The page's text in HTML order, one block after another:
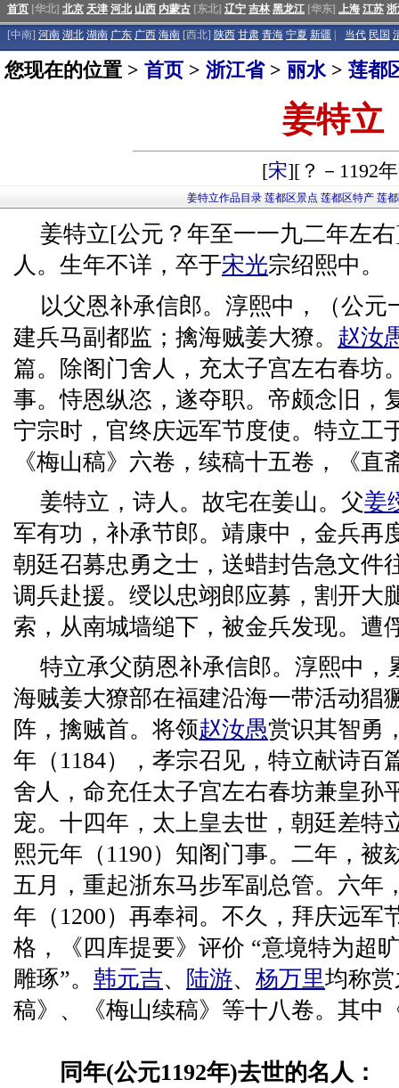
首页 [华北] 北京 天津 河北 山西 内蒙古 [东北] 辽宁 吉林 黑龙江 [华东] 上海 江苏
[中南] 河南 湖北 湖南 广东 广西 海南 [西北] 陕西 甘肃 青海 宁夏 新疆 当代 民国
您现在的位置 > 首页 > 浙江省> 丽水> 莲都
姜特立
[宋][？－1192
姜特立作品目录 莲都区景点 莲都区特产 莲
姜特立[公元？年至一一九二年左
人。生年不详，卒于宋光宗绍熙中。
以父恩补承信郎。淳熙中，（公元
建兵马副都监；擒海贼姜大獠。 赵汝
篇。除阁门舍人，充太子宫左右春坊
事。恃恩纵恣，遂夺职。帝颇念旧，
宁宗时，官终庆远军节度使。特立工
《梅山稿》六卷，续稿十五卷，《直
姜特立，诗人。故宅在姜山。父姜
军有功，补承节郎。靖康中，金兵再
朝廷召募忠勇之士，送蜡封告急文件
调兵赴援。绶以忠翊郎应募，割开大
索，从南城墙缒下，被金兵发现。遭
特立承父荫恩补承信郎。淳熙中，
海贼姜大獠部在福建沿海一带活动猖
阵，擒贼首。将领赵汝愚赏识其智勇
年（1184），孝宗召见，特立献诗百
舍人，命充任太子宫左右春坊兼皇孙
宠。十四年，太上皇去世，朝廷差特
熙元年（1190）知阁门事。二年，被
五月，重起浙东马步军副总管。六年
年（1200）再奉祠。不久，拜庆远军
格，《四库提要》评价 “意境特为超
雕琢”。 韩元吉、 陆游、 杨万里均称
稿》、《梅山续稿》等十八卷。其中
同年(公元1192年)去世的名人：